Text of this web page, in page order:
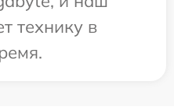
технику в